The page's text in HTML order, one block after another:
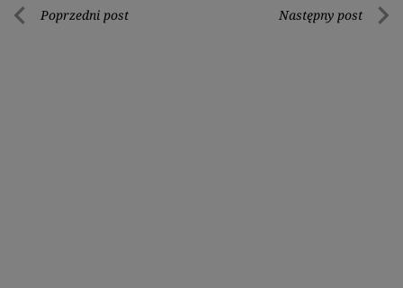
Nawigacja
Poprzedni post Następny post